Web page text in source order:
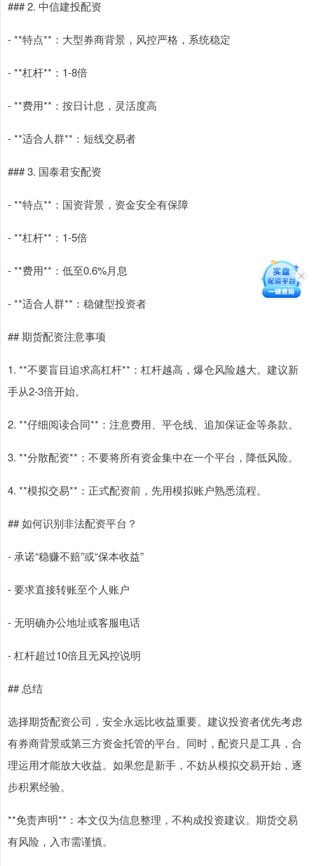
### 2. 中信建投配资
- **特点**：大型券商背景，风控严格，系统稳定
- **杠杆**：1-8倍
- **费用**：按日计息，灵活度高
- **适合人群**：短线交易者
### 3. 国泰君安配资
- **特点**：国资背景，资金安全有保障
- **杠杆**：1-5倍
- **费用**：低至0.6%月息
- **适合人群**：稳健型投资者
## 期货配资注意事项
1. **不要盲目追求高杠杆**：杠杆越高，爆仓风险越大。建议新
手从2-3倍开始。
2. **仔细阅读合同**：注意费用、平仓线、追加保证金等条款。
3. **分散配资**：不要将所有资金集中在一个平台，降低风险。
4. **模拟交易**：正式配资前，先用模拟账户熟悉流程。
## 如何识别非法配资平台？
- 承诺“稳赚不赔”或“保本收益”
- 要求直接转账至个人账户
- 无明确办公地址或客服电话
- 杠杆超过10倍且无风控说明
## 总结
选择期货配资公司，安全永远比收益重要。建议投资者优先考虑
有券商背景或第三方资金托管的平台。同时，配资只是工具，合
理运用才能放大收益。如果您是新手，不妨从模拟交易开始，逐
步积累经验。
**免责声明**：本文仅为信息整理，不构成投资建议。期货交易
有风险，入市需谨慎。